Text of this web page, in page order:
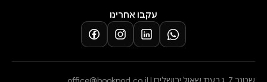
עקבו אחרינו